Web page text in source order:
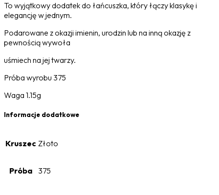
To wyjątkowy dodatek do łańcuszka, który łączy klasykę i
elegancję w jednym.
Podarowane z okazji imienin, urodzin lub na inną okazję z
pewnością wywoła
uśmiech na jej twarzy.
Próba wyrobu 375
Waga 1.15g
Informacje dodatkowe
Kruszec Złoto
Próba 375